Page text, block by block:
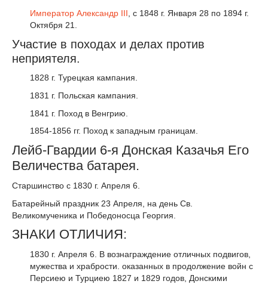
Император Александр III, с 1848 г. Января 28 по 1894 г.
Октября 21.
Участие в походах и делах против
неприятеля.
1828 г. Турецкая кампания.
1831 г. Польская кампания.
1841 г. Поход в Венгрию.
1854-1856 гг. Поход к западным границам.
Лейб-Гвардии 6-я Донская Казачья Его
Величества батарея.
Старшинство с 1830 г. Апреля 6.
Батарейный праздник 23 Апреля, на день Св.
Великомученика и Победоносца Георгия.
ЗНАКИ ОТЛИЧИЯ:
1830 г. Апреля 6. В вознаграждение отличных подвигов,
мужества и храбрости. оказанных в продолжение войн с
Персиею и Турциею 1827 и 1829 годов, Донскими